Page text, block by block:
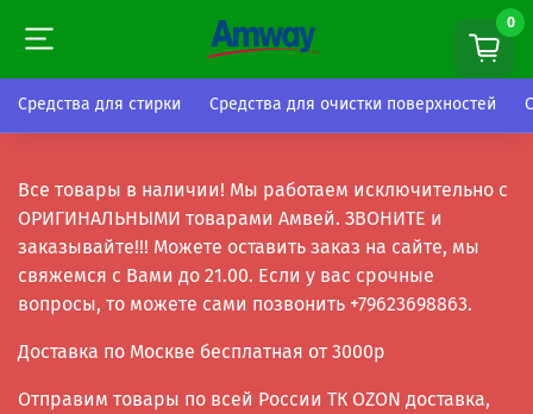
0
Средства для стирки Средства для очистки поверхностей
Все товары в наличии! Мы работаем исключительно с
ОРИГИНАЛЬНЫМИ товарами Амвей. ЗВОНИТЕ и
заказывайте!!! Можете оставить заказ на сайте, мы
свяжемся с Вами до 21.00. Если у вас срочные
вопросы, то можете сами позвонить +79623698863.
Доставка по Москве бесплатная от 3000р
Отправим товары по всей России ТК OZON доставка,
0